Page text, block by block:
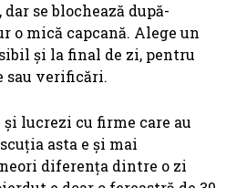
se blochează după-
o mică capcană. Alege un
și la final de zi, pentru
sau verificări.
și lucrezi cu firme care au
asta e și mai
diferența dintre o zi